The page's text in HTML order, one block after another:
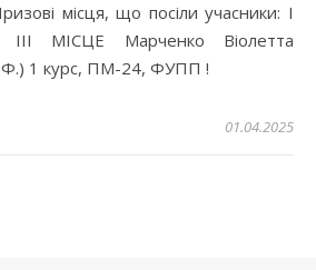
місця, що посіли учасники: І
МІСЦЕ Марченко Віолетта
1 курс, ПМ-24, ФУПП !
01.04.2025